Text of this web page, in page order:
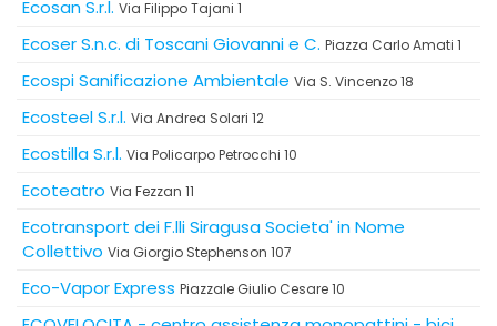
Ecosan S.r.l. Via Filippo Tajani 1
Ecoser S.n.c. di Toscani Giovanni e C. Piazza Carlo Amati 1
Ecospi Sanificazione Ambientale Via S. Vincenzo 18
Ecosteel S.r.l. Via Andrea Solari 12
Ecostilla S.r.l. Via Policarpo Petrocchi 10
Ecoteatro Via Fezzan 11
Ecotransport dei F.lli Siragusa Societa' in Nome
Collettivo Via Giorgio Stephenson 107
Eco-Vapor Express Piazzale Giulio Cesare 10